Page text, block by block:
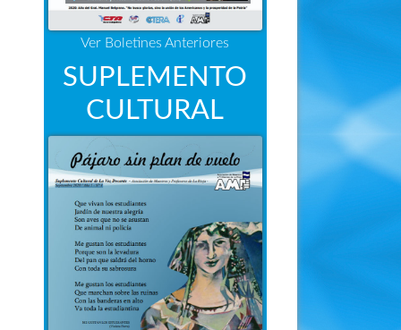
Ver Boletines Anteriores
SUPLEMENTO
CULTURAL